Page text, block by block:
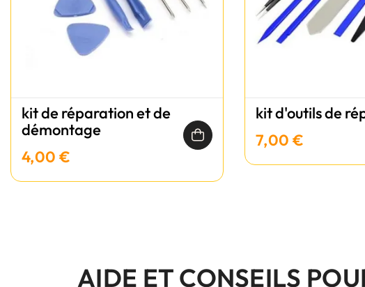
kit de réparation et de
démontage
4,00 €
kit d'outils de
7,00 €
AIDE ET CONSEILS